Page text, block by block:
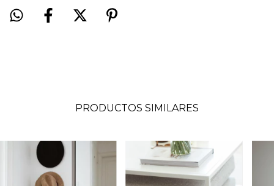
PRODUCTOS SIMILARES